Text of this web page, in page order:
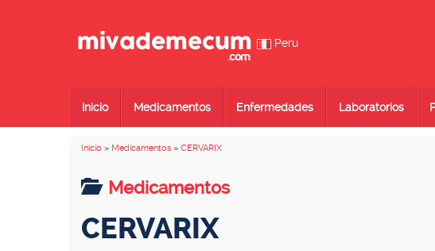
Peru
Inicio Medicamentos Enfermedades Laboratorios
Inicio » Medicamentos » CERVARIX
Medicamentos
CERVARIX